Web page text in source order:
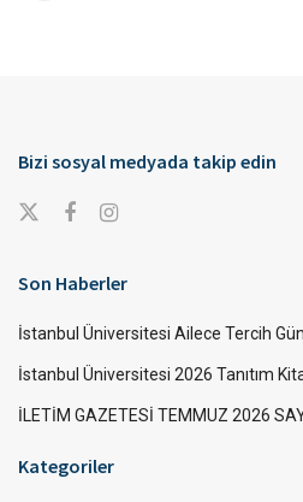
Bizi sosyal medyada takip edin
Son Haberler
İstanbul Üniversitesi Ailece Tercih
İstanbul Üniversitesi 2026 Tanıtım
İLETİM GAZETESİ TEMMUZ 2026
Kategoriler